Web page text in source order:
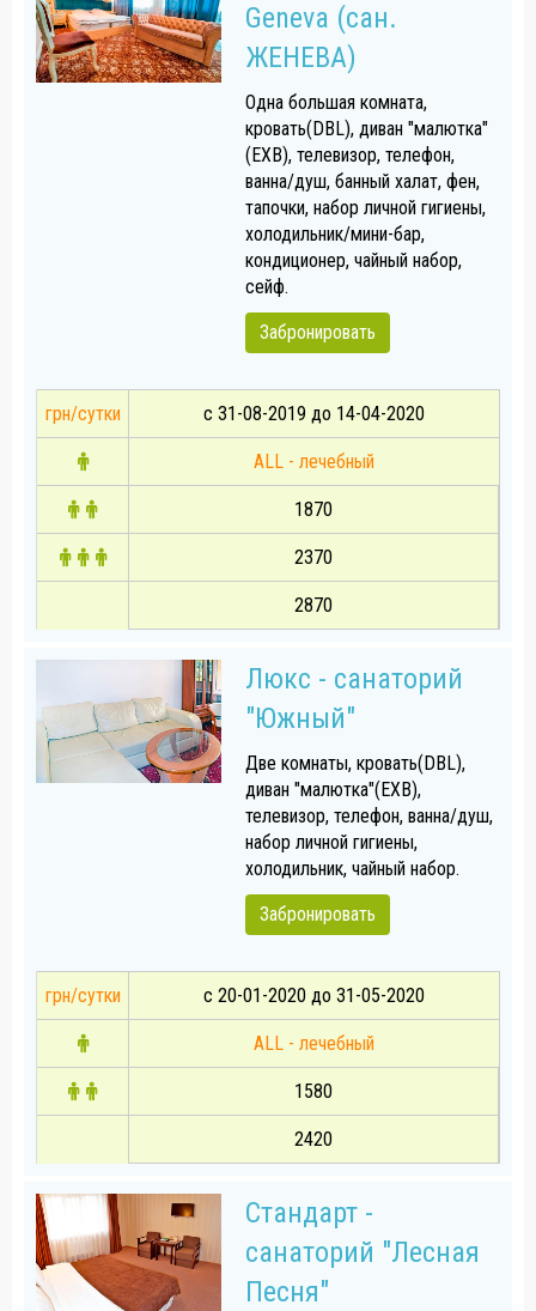
Geneva (сан.
ЖЕНЕВА)
Одна большая комната,
кровать(DBL), диван "малютка"
(EXB), телевизор, телефон,
ванна/душ, банный халат, фен,
тапочки, набор личной гигиены,
холодильник/мини-бар,
кондиционер, чайный набор,
сейф.
Забронировать
грн/сутки с 31-08-2019 до 14-04-2020
ALL - лечебный
1870
2370
2870
Люкс - санаторий
"Южный"
Две комнаты, кровать(DBL),
диван "малютка"(EXB),
телевизор, телефон, ванна/душ,
набор личной гигиены,
холодильник, чайный набор.
Забронировать
грн/сутки с 20-01-2020 до 31-05-2020
ALL - лечебный
1580
2420
Стандарт -
санаторий "Лесная
Песня"